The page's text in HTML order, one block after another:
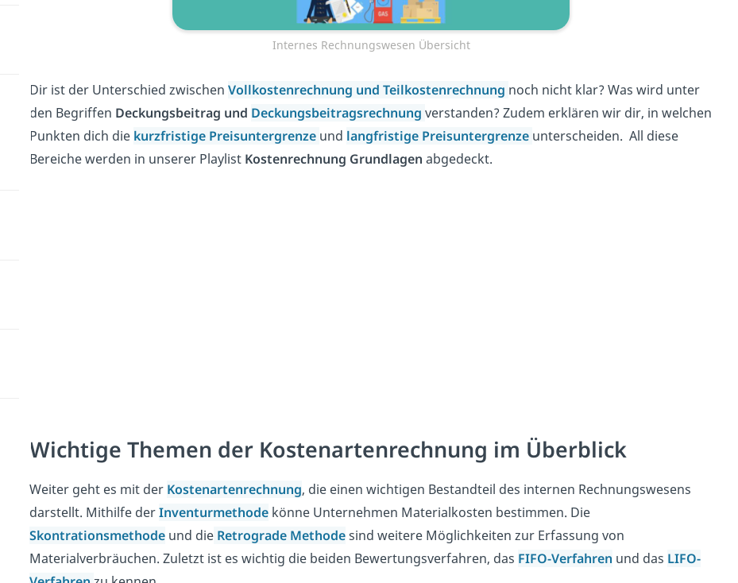
Internes Rechnungswesen Übersicht
Dir ist der Unterschied zwischen Vollkostenrechnung und Teilkostenrechnung noch nicht klar? Was wird unter
den Begriffen Deckungsbeitrag und Deckungsbeitragsrechnung verstanden? Zudem erklären wir dir, in welchen
Punkten dich die kurzfristige Preisuntergrenze und langfristige Preisuntergrenze unterscheiden. All diese
Bereiche werden in unserer Playlist Kostenrechnung Grundlagen abgedeckt.
Wichtige Themen der Kostenartenrechnung im Überblick
Weiter geht es mit der Kostenartenrechnung, die einen wichtigen Bestandteil des internen Rechnungswesens
darstellt. Mithilfe derInventurmethode könne Unternehmen Materialkosten bestimmen. Die
Skontrationsmethode und die Retrograde Methodesind weitere Möglichkeiten zur Erfassung von
Materialverbräuchen. Zuletzt ist es wichtig die beiden Bewertungsverfahren, das FIFO-Verfahren und das LIFO-